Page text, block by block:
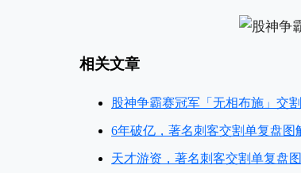
相关文章
股神争霸赛冠军「无相布施」交
6年破亿，著名刺客交割单复盘图
天才游资，著名刺客交割单复盘图